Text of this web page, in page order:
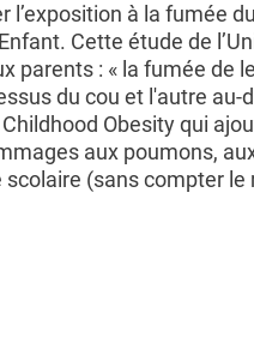
l’exposition à la fumée
Cette étude de
parents : « la fumée de
du cou et l'autre au-
Obesity qui
aux poumons,
(sans compter le